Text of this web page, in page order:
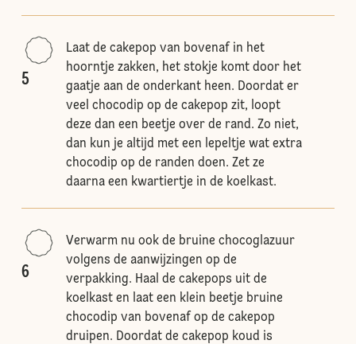
5
Laat de cakepop van bovenaf in het
hoorntje zakken, het stokje komt door het
gaatje aan de onderkant heen. Doordat er
veel chocodip op de cakepop zit, loopt
deze dan een beetje over de rand. Zo niet,
dan kun je altijd met een lepeltje wat extra
chocodip op de randen doen. Zet ze
daarna een kwartiertje in de koelkast.
6
Verwarm nu ook de bruine chocoglazuur
volgens de aanwijzingen op de
verpakking. Haal de cakepops uit de
koelkast en laat een klein beetje bruine
chocodip van bovenaf op de cakepop
druipen. Doordat de cakepop koud is